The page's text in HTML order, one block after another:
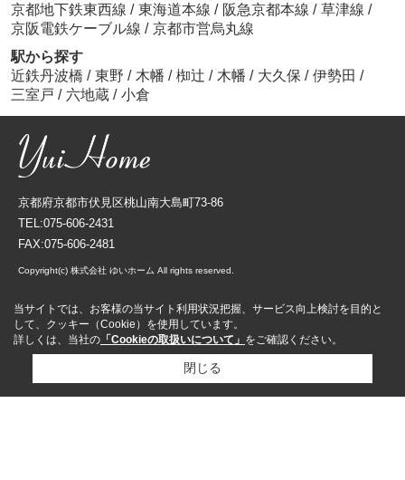
京都地下鉄東西線 / 東海道本線 / 阪急京都本線 / 草津線 /
京阪電鉄ケーブル線 / 京都市営烏丸線
駅から探す
近鉄丹波橋 / 東野 / 木幡 / 椥辻 / 木幡 / 大久保 / 伊勢田 /
三室戸 / 六地蔵 / 小倉
京都府京都市伏見区桃山南大島町73-86
TEL:075-606-2431
FAX:075-606-2481
Copyright(c) 株式会社 ゆいホーム All rights reserved.
当サイトでは、お客様の当サイト利用状況把握、サービス向上検討を目的と
して、クッキー（Cookie）を使用しています。
詳しくは、当社の 「Cookieの取扱いについて」 をご確認ください。
閉じる